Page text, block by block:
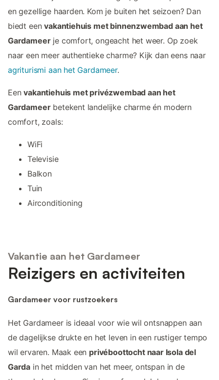
en gezellige haarden. Kom je buiten het seizoen? Dan
biedt eenvakantiehuis met binnenzwembad aan het
Gardameerje comfort, ongeacht het weer. Op zoek
naar een meer authentieke charme? Kijk dan eens naar
agriturismi aan het Gardameer.
Eenvakantiehuis met privézwembad aan het
Gardameerbetekent landelijke charme én modern
comfort, zoals:
WiFi
Televisie
Balkon
Tuin
Airconditioning
Vakantie aan het Gardameer
Reizigers en activiteiten
Gardameer voor rustzoekers
Het Gardameer is ideaal voor wie wil ontsnappen aan
de dagelijkse drukte en het leven in een rustiger tempo
wil ervaren. Maak een privéboottocht naar Isola del
Garda in het midden van het meer, ontspan in de